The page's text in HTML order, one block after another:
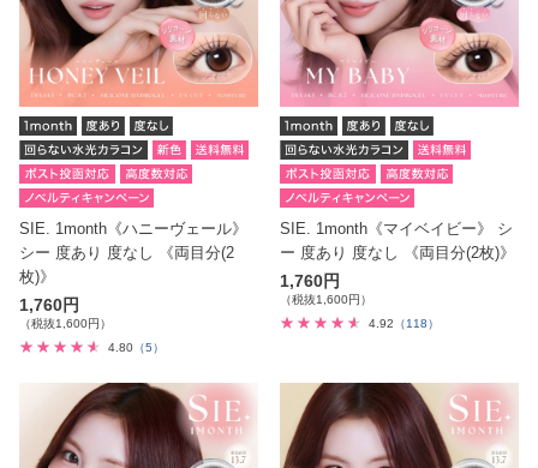
SIE. 1month《ハニーヴェール》
シー 度あり 度なし 《両目分(2
枚)》
1,760円
（税抜1,600円）
4.80 （5）
SIE. 1month《マイベイビー》 シ
ー 度あり 度なし 《両目分(2枚)》
1,760円
（税抜1,600円）
4.92
（118）